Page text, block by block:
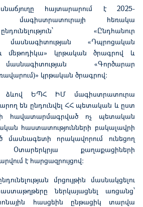
հայտարարում է 2025-
մագիստրատուրայի հեռակա
«Ընդհանուր
մասնագիտության «Դպրոցական
և մեթոդիկա» կրթական ծրագրով և
«Գործարար
կրթական ծրագրով։
ձևով ԵՊՀ ԻՄ մագիստրատուրա
են ընդունվել ՀՀ պետական և ըստ
հավատարմագրված ոչ պետական
հաստատությունների բակալավրի
մասնագետի որակավորում ունեցող
Օտարերկրյա քաղաքացիների
է հարցազրույցով:
մրցույթին մասնակցելու
ներկայացնել առցանց՝
հասցեին ընթացիկ տարվա